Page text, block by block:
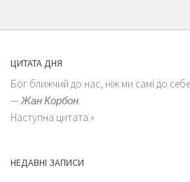
ЦИТАТА ДНЯ
Бог ближчий до нас, ніж ми самі до себе
—Жан Корбон.
Наступна цитата »
НЕДАВНІ ЗАПИСИ